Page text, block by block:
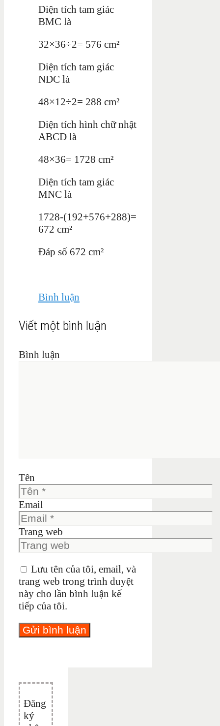
Diện tích tam giác
BMC là
32×36÷2= 576 cm²
Diện tích tam giác
NDC là
48×12÷2= 288 cm²
Diện tích hình chữ nhật
ABCD là
48×36= 1728 cm²
Diện tích tam giác
MNC là
1728-(192+576+288)=
672 cm²
Đáp số 672 cm²
Bình luận
Viết một bình luận
Bình luận
Tên
Email
Trang web
Lưu tên của tôi, email, và
trang web trong trình duyệt
này cho lần bình luận kế
tiếp của tôi.
Đăng
ký